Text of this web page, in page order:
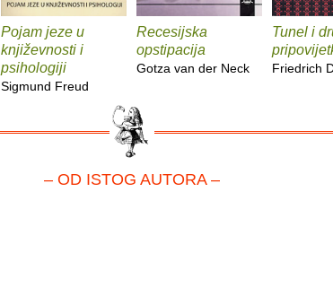
Pojam jeze u
književnosti i
psihologiji
Sigmund Freud
Recesijska
opstipacija
Gotza van der Neck
Tunel i
Friedrich
– OD ISTOG AUTORA –